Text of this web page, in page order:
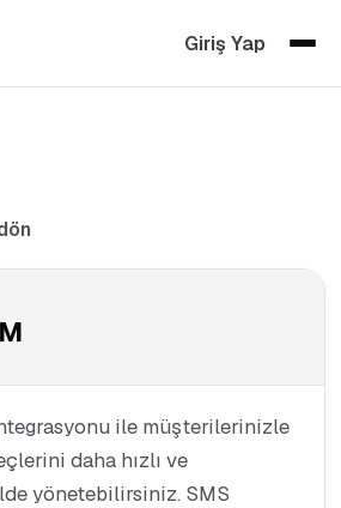
Giriş Yap
ile müşterilerinizle
daha hızlı ve
yönetebilirsiniz. SMS